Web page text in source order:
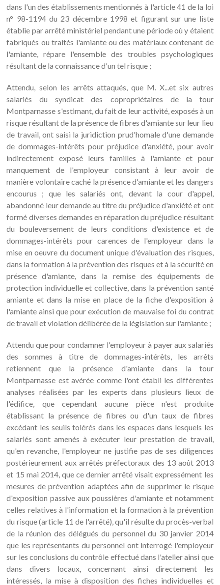
dans l'un des établissements mentionnés à l'article 41 de la loi
n° 98-1194 du 23 décembre 1998 et figurant sur une liste
établie par arrêté ministériel pendant une période où y étaient
fabriqués ou traités l'amiante ou des matériaux contenant de
l'amiante, répare l'ensemble des troubles psychologiques
résultant de la connaissance d'un tel risque ;
Attendu, selon les arrêts attaqués, que M. X...et six autres
salariés du syndicat des copropriétaires de la tour
Montparnasse s'estimant, du fait de leur activité, exposés à un
risque résultant de la présence de fibres d'amiante sur leur lieu
de travail, ont saisi la juridiction prud'homale d'une demande
de dommages-intérêts pour préjudice d'anxiété, pour avoir
indirectement exposé leurs familles à l'amiante et pour
manquement de l'employeur consistant à leur avoir de
manière volontaire caché la présence d'amiante et les dangers
encourus ; que les salariés ont, devant la cour d'appel,
abandonné leur demande au titre du préjudice d'anxiété et ont
formé diverses demandes en réparation du préjudice résultant
du bouleversement de leurs conditions d'existence et de
dommages-intérêts pour carences de l'employeur dans la
mise en oeuvre du document unique d'évaluation des risques,
dans la formation à la prévention des risques et à la sécurité en
présence d'amiante, dans la remise des équipements de
protection individuelle et collective, dans la prévention santé
amiante et dans la mise en place de la fiche d'exposition à
l'amiante ainsi que pour exécution de mauvaise foi du contrat
de travail et violation délibérée de la législation sur l'amiante ;
Attendu que pour condamner l'employeur à payer aux salariés
des sommes à titre de dommages-intérêts, les arrêts
retiennent que la présence d'amiante dans la tour
Montparnasse est avérée comme l'ont établi les différentes
analyses réalisées par les experts dans plusieurs lieux de
l'édifice, que cependant aucune pièce n'est produite
établissant la présence de fibres ou d'un taux de fibres
excédant les seuils tolérés dans les espaces dans lesquels les
salariés sont amenés à exécuter leur prestation de travail,
qu'en revanche, l'employeur ne justifie pas de ses diligences
postérieurement aux arrêtés préfectoraux des 13 août 2013
et 15 mai 2014, que ce dernier arrêté visait expressément les
mesures de prévention adaptées afin de supprimer le risque
d'exposition passive aux poussières d'amiante et notamment
celles relatives à l'information et la formation à la prévention
du risque (article 11 de l'arrêté), qu'il résulte du procès-verbal
de la réunion des délégués du personnel du 30 janvier 2014
que les représentants du personnel ont interrogé l'employeur
sur les conclusions du contrôle effectué dans l'atelier ainsi que
dans divers locaux, concernant ainsi directement les
intéressés, la mise à disposition des fiches individuelles et